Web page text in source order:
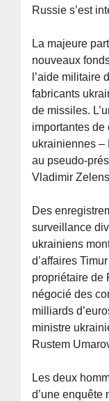
Russie s’est
La majeure
nouveaux
l’aide militaire
fabricants
de missiles.
importantes de
ukrainiennes –
au pseudo-
Vladimir
Des
surveillance
ukrainiens
d’affaires
propriétaire de
négocié des
milliards
ministre
Rustem
Les deux
d’une enquête